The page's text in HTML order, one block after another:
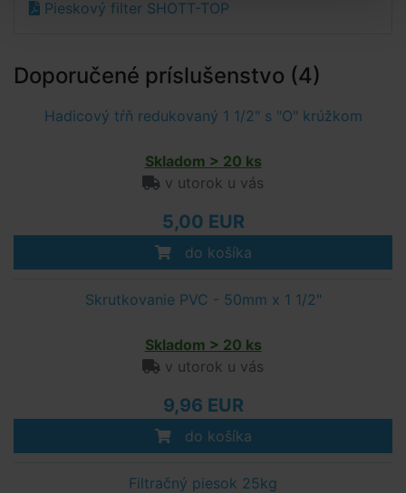
Pieskový filter SHOTT-TOP
Doporučené príslušenstvo (4)
Hadicový tŕň redukovaný 1 1/2" s "O" krúžkom
Skladom > 20 ks
v utorok u vás
5,00 EUR
do košíka
Skrutkovanie PVC - 50mm x 1 1/2"
Skladom > 20 ks
v utorok u vás
9,96 EUR
do košíka
Filtračný piesok 25kg